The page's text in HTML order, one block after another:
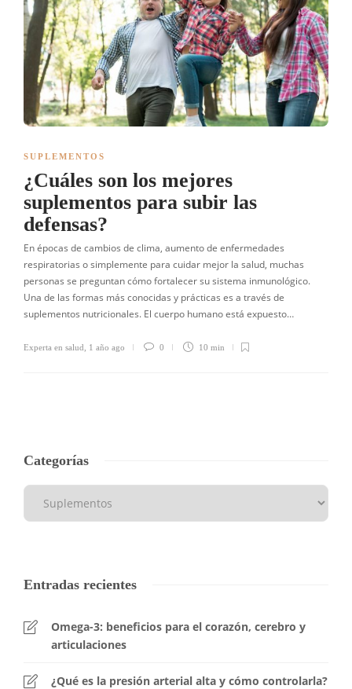
SUPLEMENTOS
¿Cuáles son los mejores
suplementos para subir las
defensas?
En épocas de cambios de clima, aumento de enfermedades
respiratorias o simplemente para cuidar mejor la salud, muchas
personas se preguntan cómo fortalecer su sistema inmunológico.
Una de las formas más conocidas y prácticas es a través de
suplementos nutricionales. El cuerpo humano está expuesto…
Experta en salud 1 año ago 0 10 min
Categorías
Entradas recientes
Omega-3: beneficios para el corazón, cerebro y
articulaciones
¿Qué es la presión arterial alta y cómo controlarla?